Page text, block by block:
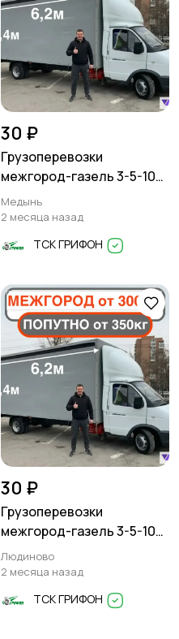
30 ₽
Грузоперевозки
межгород-газель 3-5-10
тонн
Медынь
2 месяца назад
ТСК ГРИФОН
30 ₽
Грузоперевозки
межгород-газель 3-5-10
тонн
Людиново
2 месяца назад
ТСК ГРИФОН